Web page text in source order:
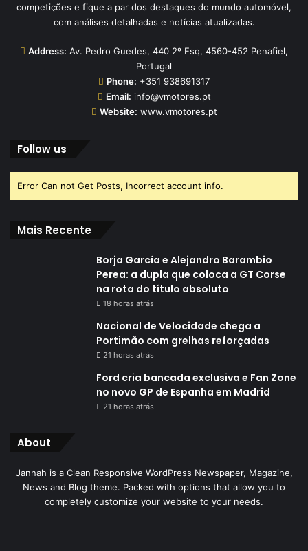
competições e fique a par dos destaques do mundo automóvel,
com análises detalhadas e notícias atualizadas.
Address: Av. Pedro Guedes, 440 2º Esq, 4560-452 Penafiel,
Portugal
Phone: +351 938691317
Email: info@vmotores.pt
Website: www.vmotores.pt
Follow us
Error Can not Get Posts, Incorrect account info.
Mais Recente
Borja García e Alejandro Barambio
Perea: a dupla que coloca a GT Corse
na rota do título absoluto
18 horas atrás
Nacional de Velocidade chega a
Portimão com grelhas reforçadas
21 horas atrás
Ford cria bancada exclusiva e Fan Zone
no novo GP de Espanha em Madrid
21 horas atrás
About
Jannah is a Clean Responsive WordPress Newspaper, Magazine,
News and Blog theme. Packed with options that allow you to
completely customize your website to your needs.